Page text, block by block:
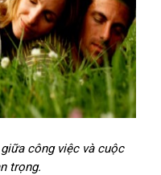
công việc và cuộc
trọng.